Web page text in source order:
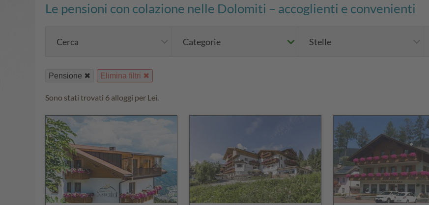
Le pensioni con colazione nelle Dolomiti – accoglienti e convenienti
Cerca Categorie Stelle
Pensione Elimina filtri
Sono stati trovati 6 alloggi per Lei.